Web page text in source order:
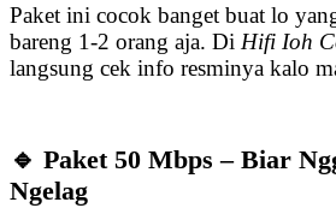
Paket ini cocok banget buat lo
bareng 1-2 orang aja. Di Hifi Ioh
langsung cek info resminya kalo
🔹 Paket 50 Mbps – Biar
Ngelag